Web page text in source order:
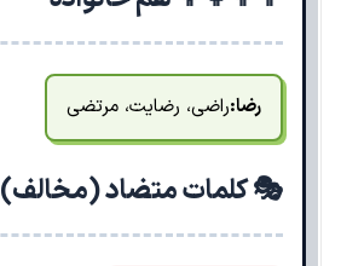
رضا:راضی، رضایت، مرتضی
🎭 کلمات متضاد (مخالف)